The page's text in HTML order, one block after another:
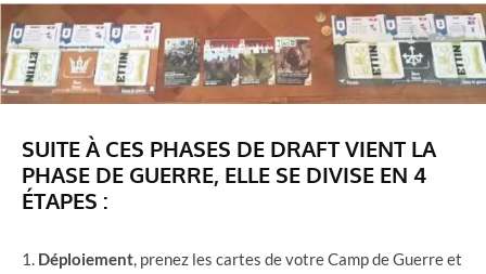
SUITE À CES PHASES DE DRAFT VIENT LA
PHASE DE GUERRE, ELLE SE DIVISE EN 4
ÉTAPES :
Déploiement, prenez les cartes de votre Camp de Guerre et